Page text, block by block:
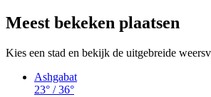
Meest bekeken plaatsen
Kies een stad en bekijk de uitgebreide
Ashgabat
23° /36°